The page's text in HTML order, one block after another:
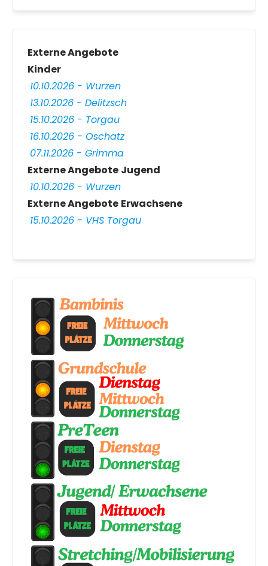
Externe Angebote
Kinder
10.10.2026 - Wurzen
13.10.2026 - Delitzsch
15.10.2026 - Torgau
16.10.2026 - Oschatz
07.11.2026 - Grimma
Externe Angebote Jugend
10.10.2026 - Wurzen
Externe Angebote Erwachsene
15.10.2026 - VHS Torgau